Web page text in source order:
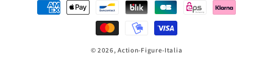
© 2026,Action-Figure-Italia